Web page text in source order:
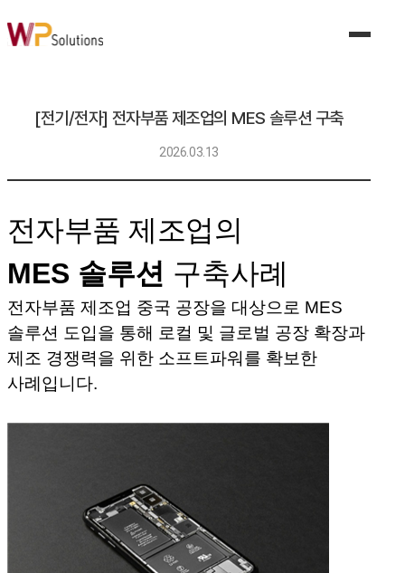
제품 및 서비스
품질이탈예측 AI 솔루션
수요예측 AI 솔루션
공정조건 AI 솔루션
설비이상탐지 AI 솔루션
산업안전 AI 솔루션
공동 협업 플랫폼 솔루션
MES 솔루션
산업별 솔루션
자동차 산업
전기/전자
식품
기계/금속
고객지원
언론보도
[전기/전자] 전자부품 제조업의 MES 솔루션 구축
2026.03.13
전자부품 제조업의
MES 솔루션 구축사례
전자부품 제조업 중국 공장을 대상으로 MES
솔루션 도입을 통해 로컬 및 글로벌 공장 확장과
제조 경쟁력을 위한 소프트파워를 확보한
사례입니다.